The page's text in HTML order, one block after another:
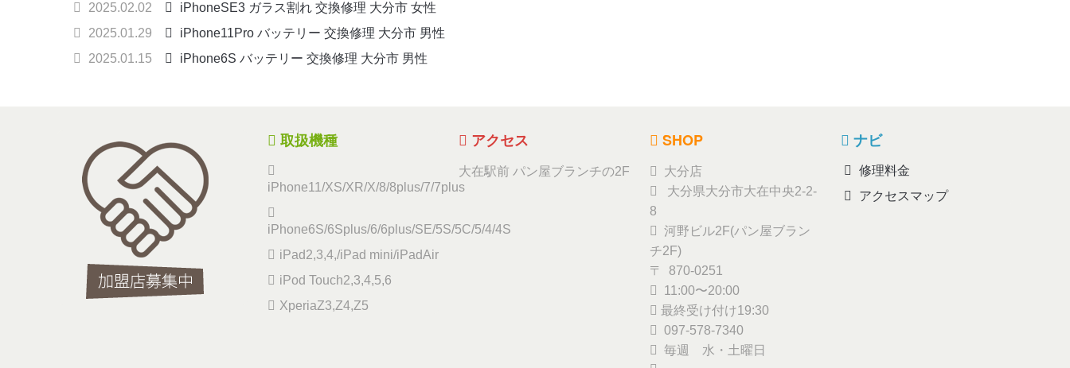
2025.02.02
iPhoneSE3 ガラス割れ 交換修理 大分市 女性
2025.01.29
iPhone11Pro バッテリー 交換修理 大分市 男性
2025.01.15
iPhone6S バッテリー 交換修理 大分市 男性
取扱機種
iPhone11/XS/XR/X/8/8plus/7/7plus
iPhone6S/6Splus/6/6plus/SE/5S/5C/5/4/4S
iPad2,3,4,/iPad mini/iPadAir
iPod Touch2,3,4,5,6
XperiaZ3,Z4,Z5
アクセス
大在駅前 パン屋ブランチの2F
SHOP
大分店
大分県大分市大在中央2-2-
8
河野ビル2F(パン屋ブラン
チ2F)
〒 870-0251
11:00〜20:00
最終受け付け19:30
097-578-7340
毎週 水・土曜日
ナビ
修理料金
アクセスマップ